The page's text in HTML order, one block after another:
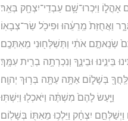
וַיִּכְרוּ־שָׁ֥ם עַבְדֵי־יִצְחָ֖ק בְּאֵֽר׃
וַאֲחֻזַּת֙ מֵֽרֵעֵ֔הוּ וּפִיכֹ֖ל שַׂר־צְבָאֽוֹ׃
שְׂנֵאתֶ֣ם אֹתִ֔י וַתְּשַׁלְּח֖וּנִי מֵאִתְּכֶֽם׃
בֵּינֵ֣ינוּ וּבֵינֶ֑ךָ וְנִכְרְתָ֥ה בְרִ֖ית עִמָּֽךְ׃
בְּשָׁל֑וֹם אַתָּ֥ה עַתָּ֖ה בְּר֥וּךְ יְהוָֽה׃
וַיַּ֤עַשׂ לָהֶם֙ מִשְׁתֶּ֔ה וַיֹּאכְל֖וּ וַיִּשְׁתּֽוּ׃
יִצְחָ֔ק וַיֵּלְכ֥וּ מֵאִתּ֖וֹ בְּשָׁלֽוֹם׃